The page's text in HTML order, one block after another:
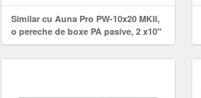
Similar cu Auna Pro PW-10x20 MKII,
o pereche de boxe PA pasive, 2 x10"
subwoofer, 450W